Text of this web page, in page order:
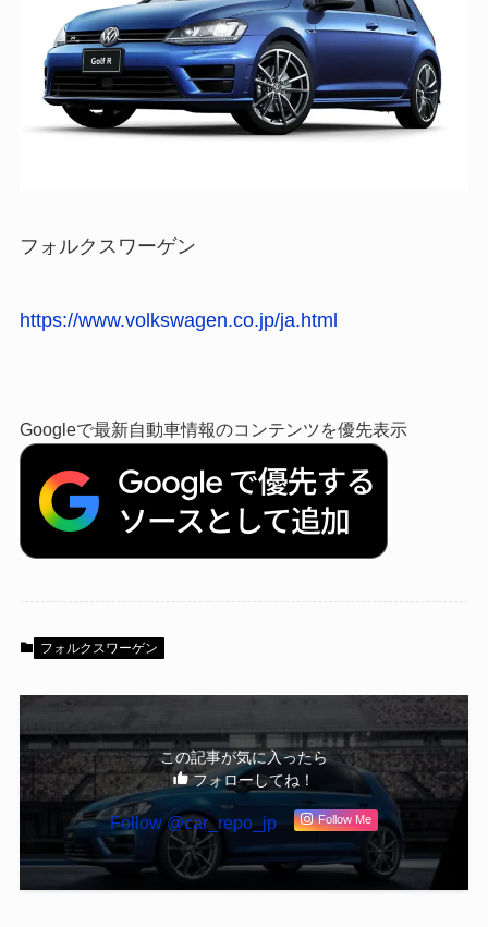
フォルクスワーゲン
https://www.volkswagen.co.jp/ja.html
Googleで最新自動車情報のコンテンツを優先表示
フォルクスワーゲン
この記事が気に入ったら
フォローしてね！
Follow @car_repo_jp Follow Me